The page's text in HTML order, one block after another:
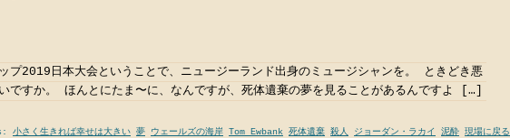
kyocom
プ2019日本大会ということで、ニュージーランド出身のミュージシャンを。 ときどき悪
ですか。 ほんとにたま〜に、なんですが、死体遺棄の夢を見ることがあるんですよ […]
小さく生きれば幸せは大きい 夢 ウェールズの海岸 Tom Ewbank 死体遺棄 殺人 ジョーダン・ラカイ 泥酔 現場に戻る